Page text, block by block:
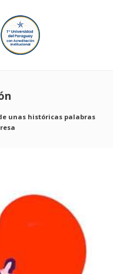
unas históricas palabras